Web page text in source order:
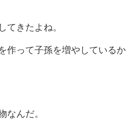
てきたよね。
作って子孫を増やしているか
なんだ。